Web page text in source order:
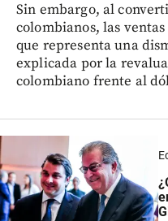
Sin embargo, al
colombianos, las
que representa una
explicada por la
colombiano frente al